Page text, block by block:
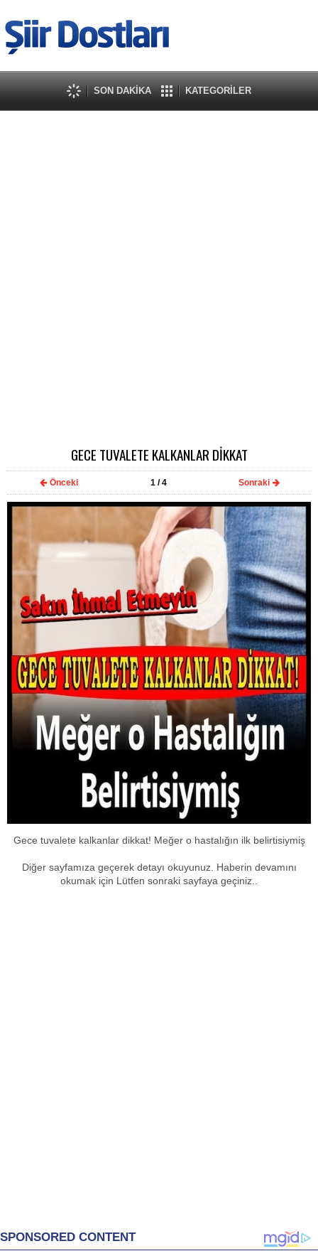
SON DAKİKA KATEGORİLER
GECE TUVALETE KALKANLAR DİKKAT
Önceki 1 / 4 Sonraki
Gece tuvalete kalkanlar dikkat! Meğer o hastalığın ilk belirtisiymiş
Diğer sayfamıza geçerek detayı okuyunuz. Haberin devamını
okumak için Lütfen sonraki sayfaya geçiniz..